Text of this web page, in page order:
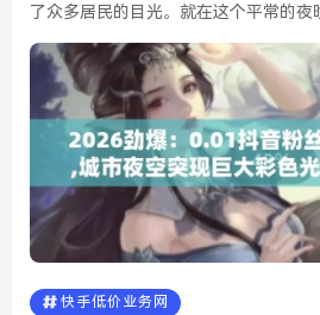
了众多居民的目光。就在这个平常的夜
民纷纷掏出手机拍摄，并将这一盛景上
快手低价业务网